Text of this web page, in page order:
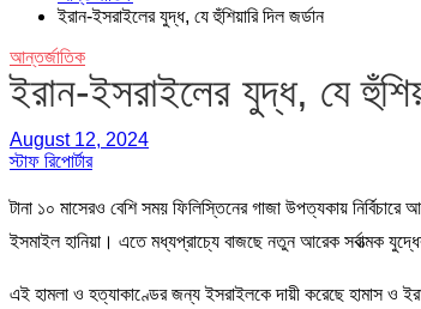
ইরান-ইসরাইলের যুদ্ধ, যে হুঁশিয়ারি দিল জর্ডান
আন্তর্জাতিক
ইরান-ইসরাইলের যুদ্ধ, যে
August 12, 2024
স্টাফ রিপোর্টার
টানা ১০ মাসেরও বেশি সময় ফিলিস্তিনের গাজা উপত্যকায়
ইসমাইল হানিয়া। এতে মধ্যপ্রাচ্যে বাজছে নতুন আরেক সর্বাত্মক
এই হামলা ও হত্যাকাণ্ডের জন্য ইসরাইলকে দায়ী করেছে হামাস ও